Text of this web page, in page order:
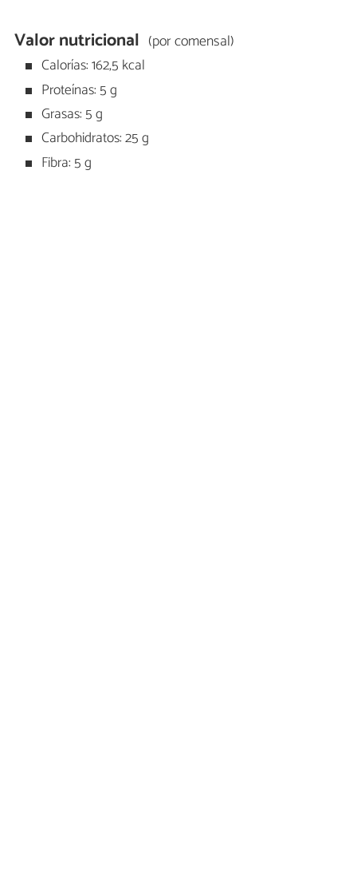
Valor nutricional (por comensal)
Calorías: 162,5 kcal
Proteínas: 5 g
Grasas: 5 g
Carbohidratos: 25 g
Fibra: 5 g